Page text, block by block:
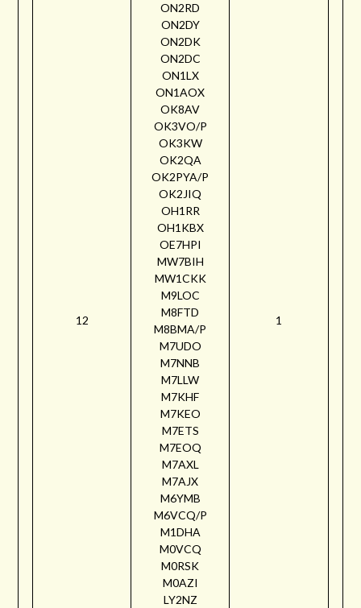
12
ON2RD
ON2DY
ON2DK
ON2DC
ON1LX
ON1AOX
OK8AV
OK3VO/P
OK3KW
OK2QA
OK2PYA/P
OK2JIQ
OH1RR
OH1KBX
OE7HPI
MW7BIH
MW1CKK
M9LOC
M8FTD
M8BMA/P
M7UDO
M7NNB
M7LLW
M7KHF
M7KEO
M7ETS
M7EOQ
M7AXL
M7AJX
M6YMB
M6VCQ/P
M1DHA
M0VCQ
M0RSK
M0AZI
LY2NZ
1